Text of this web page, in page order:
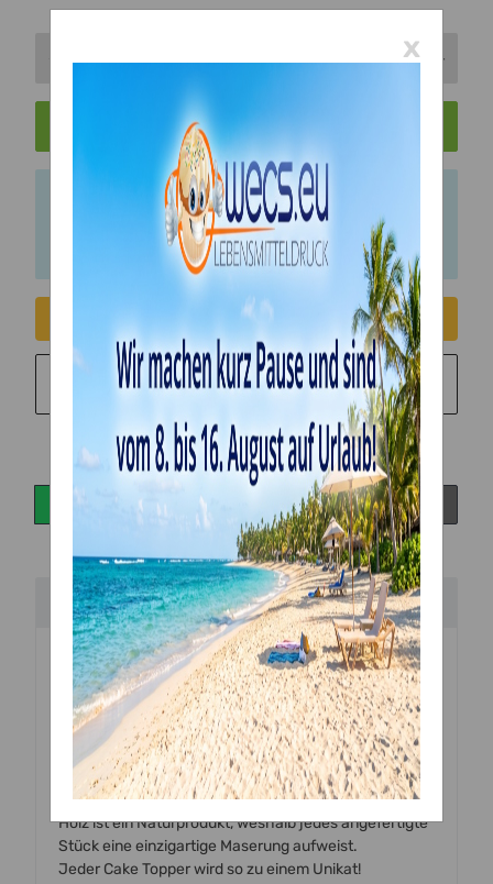
In den Warenkorb
Bitte beachten Sie das Abnahmeintervall von 1
Consent erteilen
Sie möchten in monatlichen Raten zahlen? Weitere
Beschreibung
HandgefertigteTorten TopperausHolz (Birke)zum
Dekorieren von Torten und Kuchen.
Alle unsere Topper werden mit einem hochmodernen
Laser mit viel Liebe zum Detail von uns
vor Ort handgefertigt.
Holz ist ein Naturprodukt, weshalb jedes angefertigte
Stück eine einzigartige Maserung aufweist.
Jeder Cake Topper wird so zu einem Unikat!
x